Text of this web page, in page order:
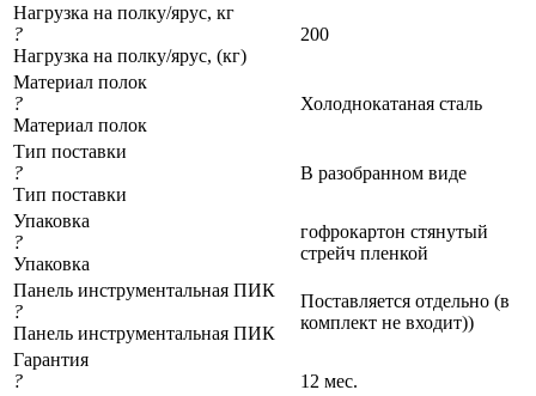
Нагрузка на полку/ярус, кг
?
Нагрузка на полку/ярус, (кг)
200
Материал полок
?
Материал полок
Холоднокатаная сталь
Тип поставки
?
Тип поставки
В разобранном виде
Упаковка
?
Упаковка
гофрокартон стянутый
стрейч пленкой
Панель инструментальная ПИК
?
Панель инструментальная ПИК
Поставляется отдельно (в
комплект не входит))
Гарантия
?
12 мес.